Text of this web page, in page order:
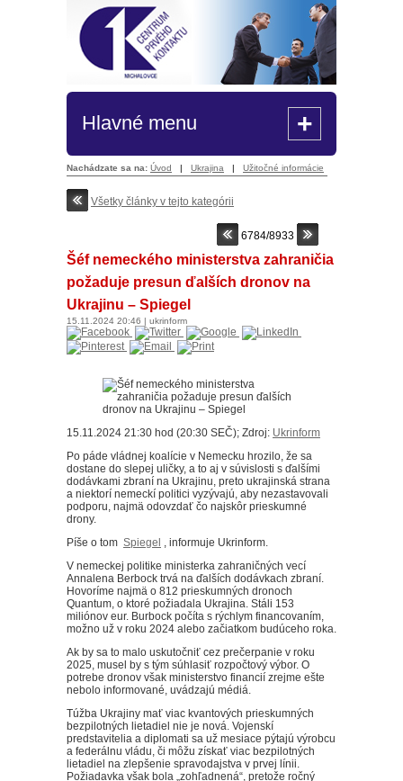
Hlavné menu +
Nachádzate sa na: Úvod | Ukrajina | Užitočné informácie
Všetky články v tejto kategórii
6784/8933
Šéf nemeckého ministerstva zahraničia
požaduje presun ďalších dronov na
Ukrajinu – Spiegel
15.11.2024 20:46 | ukrinform
15.11.2024 21:30 hod (20:30 SEČ); Zdroj: Ukrinform
Po páde vládnej koalície v Nemecku hrozilo, že sa
dostane do slepej uličky, a to aj v súvislosti s ďalšími
dodávkami zbraní na Ukrajinu, preto ukrajinská strana
a niektorí nemeckí politici vyzývajú, aby nezastavovali
podporu, najmä odovzdať čo najskôr prieskumné
drony.
Píše o tom Spiegel , informuje Ukrinform.
V nemeckej politike ministerka zahraničných vecí
Annalena Berbock trvá na ďalších dodávkach zbraní.
Hovoríme najmä o 812 prieskumných dronoch
Quantum, o ktoré požiadala Ukrajina. Stáli 153
miliónov eur. Burbock počíta s rýchlym financovaním,
možno už v roku 2024 alebo začiatkom budúceho roka.
Ak by sa to malo uskutočniť cez prečerpanie v roku
2025, musel by s tým súhlasiť rozpočtový výbor. O
potrebe dronov však ministerstvo financií zrejme ešte
nebolo informované, uvádzajú médiá.
Túžba Ukrajiny mať viac kvantových prieskumných
bezpilotných lietadiel nie je nová. Vojenskí
predstavitelia a diplomati sa už mesiace pýtajú výrobcu
a federálnu vládu, či môžu získať viac bezpilotných
lietadiel na zlepšenie spravodajstva v prvej línii.
Požiadavka však bola „zohľadnená“, pretože ročný